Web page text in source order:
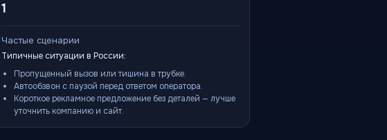
1
Частые сценарии
Типичные ситуации в России:
Пропущенный вызов или тишина в трубке.
Автообзвон с паузой перед ответом оператора.
Короткое рекламное предложение без деталей — лучше
уточнить компанию и сайт.